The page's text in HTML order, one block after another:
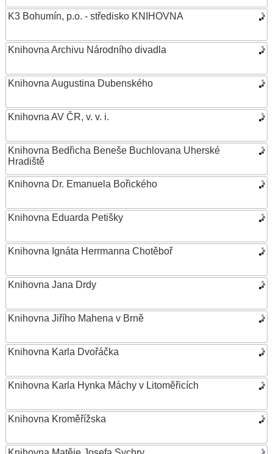
K3 Bohumín, p.o. - středisko KNIHOVNA
Knihovna Archivu Národního divadla
Knihovna Augustina Dubenského
Knihovna AV ČR, v. v. i.
Knihovna Bedřicha Beneše Buchlovana Uherské
Hradiště
Knihovna Dr. Emanuela Bořického
Knihovna Eduarda Petišky
Knihovna Ignáta Herrmanna Chotěboř
Knihovna Jana Drdy
Knihovna Jiřího Mahena v Brně
Knihovna Karla Dvořáčka
Knihovna Karla Hynka Máchy v Litoměřicích
Knihovna Kroměřížska